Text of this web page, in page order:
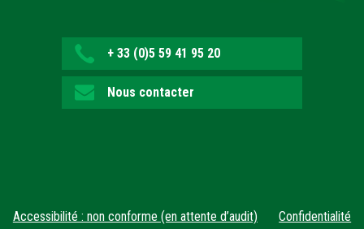
+ 33 (0)5 59 41 95 20
Nous contacter
Accessibilité : non conforme (en attente d’audit) Confidentialité